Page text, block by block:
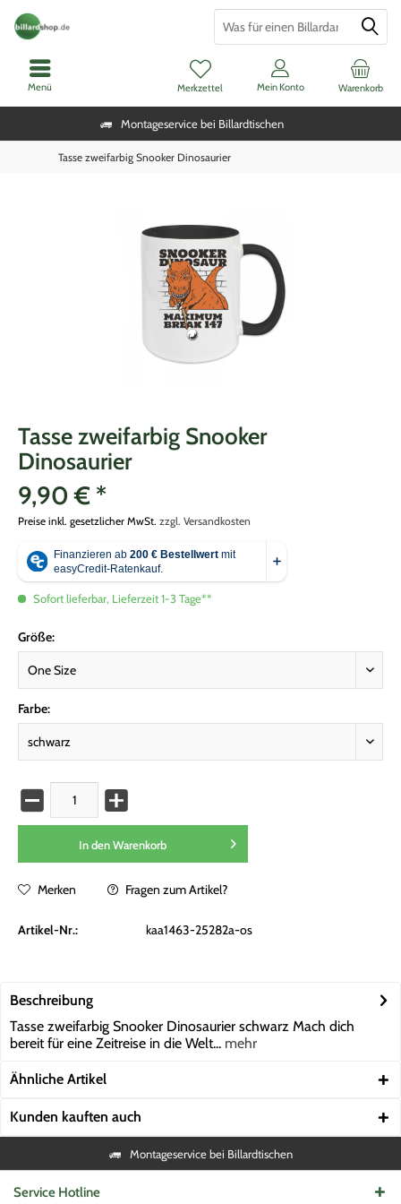
Montageservice bei Billardtischen
Warenkorb
Merkzettel Mein Konto
Menü
Tasse zweifarbig Snooker Dinosaurier
Tasse zweifarbig Snooker
Dinosaurier
9,90 € *
Preise inkl. gesetzlicher MwSt. zzgl. Versandkosten
Sofort lieferbar, Lieferzeit 1-3 Tage**
Größe:
Farbe:
In den Warenkorb
Merken Fragen zum Artikel?
Artikel-Nr.: kaa1463-25282a-os
Beschreibung
Tasse zweifarbig Snooker Dinosaurier schwarz Mach dich
bereit für eine Zeitreise in die Welt... mehr
Ähnliche Artikel
Kunden kauften auch
Montageservice bei Billardtischen
Service Hotline